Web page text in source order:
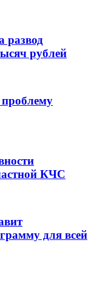
развод
рублей
КЧС
для всей